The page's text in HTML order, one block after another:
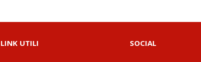
LINK UTILI SOCIAL